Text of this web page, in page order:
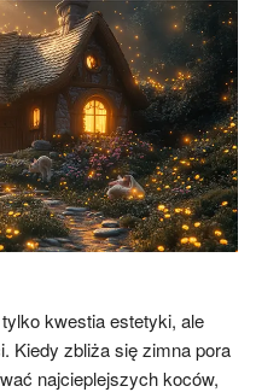
kwestia estetyki, ale
Kiedy zbliża się zimna pora
najcieplejszych koców,